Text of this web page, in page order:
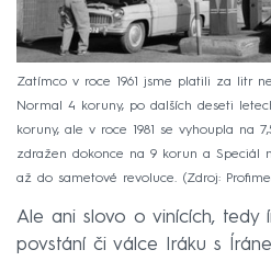
Zatímco v roce 1961 jsme platili za litr
Normal 4 koruny, po dalších deseti
koruny, ale v roce 1981 se vyhoupla na
zdražen dokonce na 9 korun a Speciál
až do sametové revoluce.
Zdroj:
Ale ani slovo o vinících, tedy
povstání či válce Iráku s